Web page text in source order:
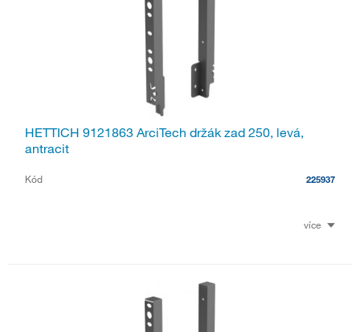
HETTICH 9121863 ArciTech držák zad 250, levá,
antracit
Kód 225937
více